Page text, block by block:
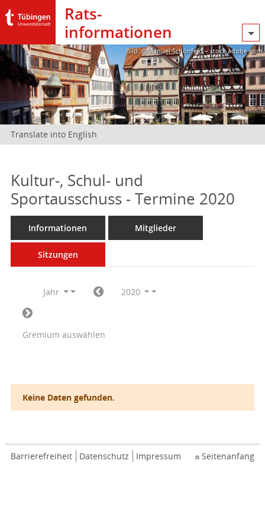
Rats­
informationen
Bild: @Manuel Schönfeld – stock.adobe.com
Translate into English
Kultur-, Schul- und
Sportausschuss - Termine 2020
Informationen Mitglieder
Sitzungen
Jahr 2020
Gremium auswählen
Keine Daten gefunden.
Barrierefreiheit Datenschutz Impressum Seitenanfang